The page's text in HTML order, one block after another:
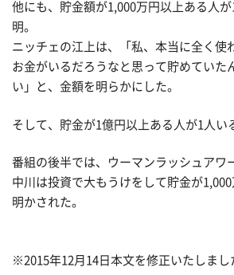
他にも、貯金額が1,000万円以上ある人が
明。
ニッチェの江上は、「私、本当に全く使
お金がいるだろうなと思って貯めていた
い」と、金額を明らかにした。
そして、貯金が1億円以上ある人が1人い
番組の後半では、ウーマンラッシュアワ
中川は投資で大もうけをして貯金が
明かされた。
※2015年12月14日本文を修正いたしまし